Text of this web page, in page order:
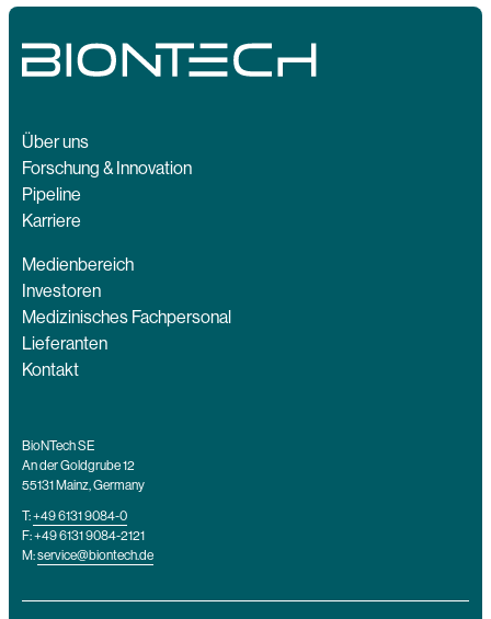
Über uns
Forschung & Innovation
Pipeline
Karriere
Medienbereich
Investoren
Medizinisches Fachpersonal
Lieferanten
Kontakt
BioNTech SE
An der Goldgrube 12
55131 Mainz, Germany
T:+49 6131 9084-0
F: +49 6131 9084-2121
M:service@biontech.de